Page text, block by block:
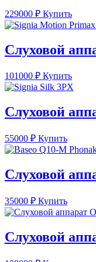
229000 ₽ Купить
Слуховой
101000 ₽ Купить
Слуховой
55000 ₽ Купить
Слуховой
35000 ₽ Купить
Слуховой